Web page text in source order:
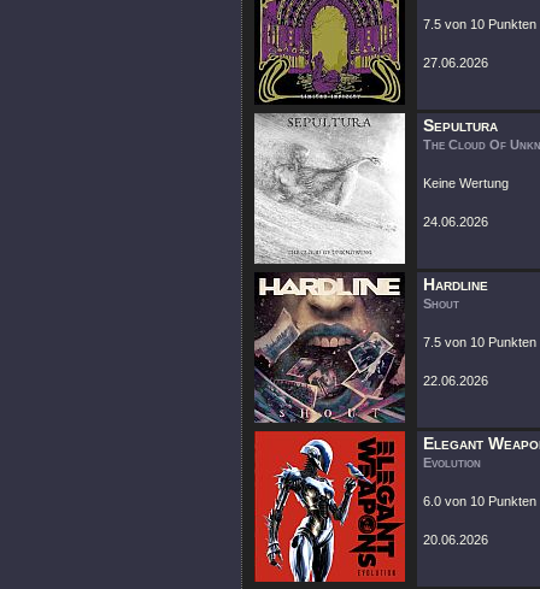
7.5 von 10 Punkten
27.06.2026
Sepultura
The Cloud Of
Keine Wertung
24.06.2026
Hardline
Shout
7.5 von 10 Punkten
22.06.2026
Elegant
Evolution
6.0 von 10 Punkten
20.06.2026